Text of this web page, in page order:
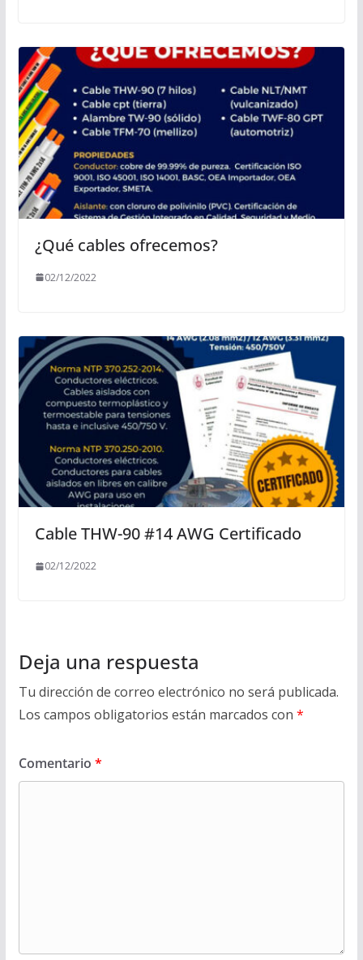
¿Qué cables ofrecemos?
02/12/2022
Cable THW-90 #14 AWG Certificado
02/12/2022
Deja una respuesta
Tu dirección de correo electrónico no será publicada.
Los campos obligatorios están marcados con *
Comentario *